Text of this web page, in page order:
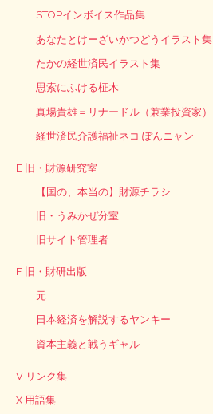
STOPインボイス作品集
あなたとけーざいかつどうイラスト集
たかの経世済民イラスト集
思索にふける柾木
真場貴雄＝リナードル（兼業投資家）
経世済民介護福祉ネコ ぽんニャン
E 旧・財源研究室
【国の、本当の】財源チラシ
旧・うみかぜ分室
旧サイト管理者
F 旧・財研出版
元
日本経済を解説するヤンキー
資本主義と戦うギャル
V リンク集
X 用語集